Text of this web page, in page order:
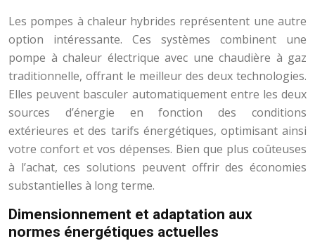
Les pompes à chaleur hybrides représentent une autre
option intéressante. Ces systèmes combinent une
pompe à chaleur électrique avec une chaudière à gaz
traditionnelle, offrant le meilleur des deux technologies.
Elles peuvent basculer automatiquement entre les deux
sources d’énergie en fonction des conditions
extérieures et des tarifs énergétiques, optimisant ainsi
votre confort et vos dépenses. Bien que plus coûteuses
à l’achat, ces solutions peuvent offrir des économies
substantielles à long terme.
Dimensionnement et adaptation aux
normes énergétiques actuelles